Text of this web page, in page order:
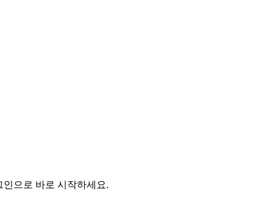
인으로 바로 시작하세요.